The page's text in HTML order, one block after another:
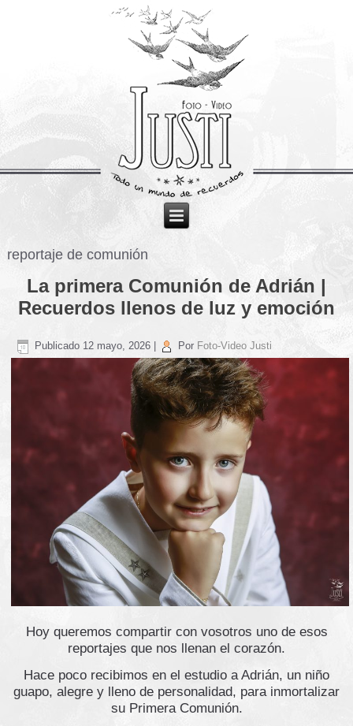
reportaje de comunión
La primera Comunión de Adrián |
Recuerdos llenos de luz y emoción
Publicado 12 mayo, 2026 Por Foto-Video Justi
Hoy queremos compartir con vosotros uno de esos
reportajes que nos llenan el corazón.
Hace poco recibimos en el estudio a Adrián, un niño
guapo, alegre y lleno de personalidad, para inmortalizar
su Primera Comunión.